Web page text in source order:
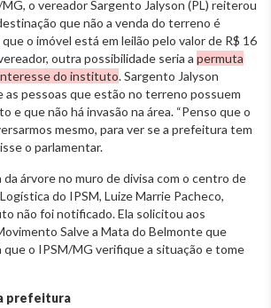
o vereador Sargento Jalyson (PL) reiterou
que não a venda do terreno é
o imóvel está em leilão pelo valor de R$ 16
outra possibilidade seria a permuta
do instituto. Sargento Jalyson
as pessoas que estão no terreno possuem
e que não há invasão na área. “Penso que o
mesmo, para ver se a prefeitura tem
o parlamentar.
da árvore no muro de divisa com o centro de
do IPSM, Luize Marrie Pacheco,
não foi notificado. Ela solicitou aos
Salve a Mata do Belmonte que
que o IPSM/MG verifique a situação e tome
prefeitura